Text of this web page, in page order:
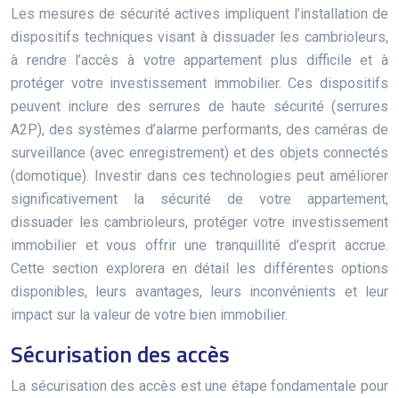
Les mesures de sécurité actives impliquent l’installation de
dispositifs techniques visant à dissuader les cambrioleurs,
à rendre l’accès à votre appartement plus difficile et à
protéger votre investissement immobilier. Ces dispositifs
peuvent inclure des serrures de haute sécurité (serrures
A2P), des systèmes d’alarme performants, des caméras de
surveillance (avec enregistrement) et des objets connectés
(domotique). Investir dans ces technologies peut améliorer
significativement la sécurité de votre appartement,
dissuader les cambrioleurs, protéger votre investissement
immobilier et vous offrir une tranquillité d’esprit accrue.
Cette section explorera en détail les différentes options
disponibles, leurs avantages, leurs inconvénients et leur
impact sur la valeur de votre bien immobilier.
Sécurisation des accès
La sécurisation des accès est une étape fondamentale pour